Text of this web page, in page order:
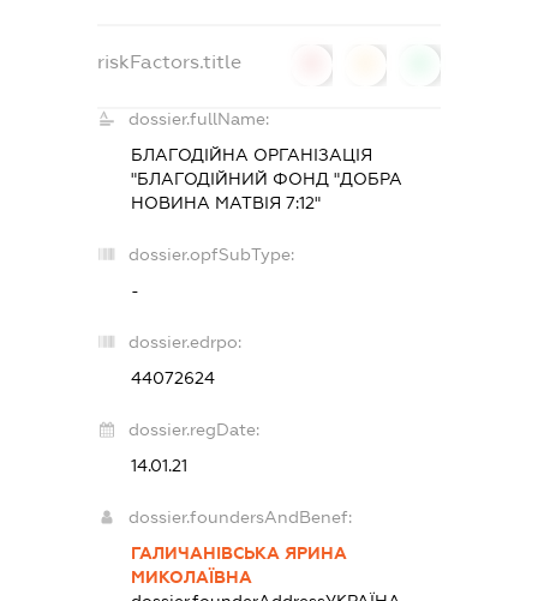
riskFactors.title
dossier.fullName:
БЛАГОДІЙНА ОРГАНІЗАЦІЯ
"БЛАГОДІЙНИЙ ФОНД "ДОБРА
НОВИНА МАТВІЯ 7:12"
dossier.opfSubType:
-
dossier.edrpo:
44072624
dossier.regDate:
14.01.21
dossier.foundersAndBenef:
ГАЛИЧАНІВСЬКА ЯРИНА
МИКОЛАЇВНА